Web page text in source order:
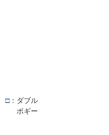
□：ダブル
ボギー